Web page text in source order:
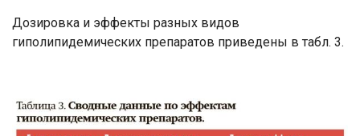
Дозировка и эффекты разных видов
гиполипидемических препаратов приведены в табл. 3.